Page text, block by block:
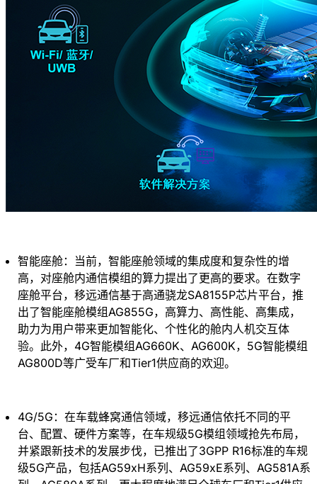
智能座舱：当前，智能座舱领域的集成度和复杂性的增
高，对座舱内通信模组的算力提出了更高的要求。在数字
座舱平台，移远通信基于高通骁龙SA8155P芯片平台，推
出了智能座舱模组AG855G，高算力、高性能、高集成，
助力为用户带来更加智能化、个性化的舱内人机交互体
验。此外，4G智能模组AG660K、AG600K，5G智能模组
AG800D等广受车厂和Tier1供应商的欢迎。
4G/5G：在车载蜂窝通信领域，移远通信依托不同的平
台、配置、硬件方案等，在车规级5G模组领域抢先布局，
并紧跟新技术的发展步伐，已推出了3GPP R16标准的车规
级5G产品，包括AG59xH系列、AG59xE系列、AG581A系